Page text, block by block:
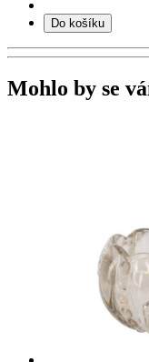
Do košíku
Mohlo by se